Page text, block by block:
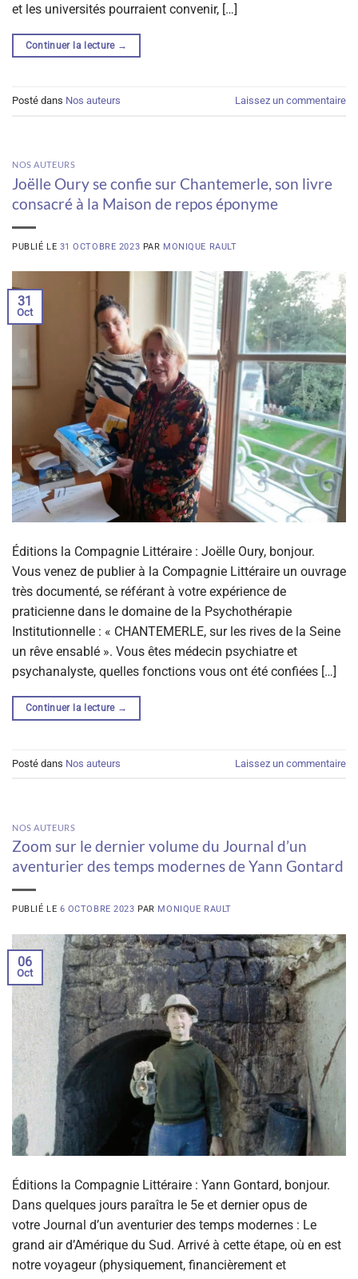
et les universités pourraient convenir, […]
Continuer la lecture →
Posté dans Nos auteurs Laissez un commentaire
NOS AUTEURS
Joëlle Oury se confie sur Chantemerle, son livre
consacré à la Maison de repos éponyme
PUBLIÉ LE 31 OCTOBRE 2023 PAR MONIQUE RAULT
31
Oct
Éditions la Compagnie Littéraire : Joëlle Oury, bonjour.
Vous venez de publier à la Compagnie Littéraire un ouvrage
très documenté, se référant à votre expérience de
praticienne dans le domaine de la Psychothérapie
Institutionnelle : « CHANTEMERLE, sur les rives de la Seine
un rêve ensablé ». Vous êtes médecin psychiatre et
psychanalyste, quelles fonctions vous ont été confiées […]
Continuer la lecture →
Posté dans Nos auteurs Laissez un commentaire
NOS AUTEURS
Zoom sur le dernier volume du Journal d’un
aventurier des temps modernes de Yann Gontard
PUBLIÉ LE 6 OCTOBRE 2023 PAR MONIQUE RAULT
06
Oct
Éditions la Compagnie Littéraire : Yann Gontard, bonjour.
Dans quelques jours paraîtra le 5e et dernier opus de
votre Journal d’un aventurier des temps modernes : Le
grand air d’Amérique du Sud. Arrivé à cette étape, où en est
notre voyageur (physiquement, financièrement et